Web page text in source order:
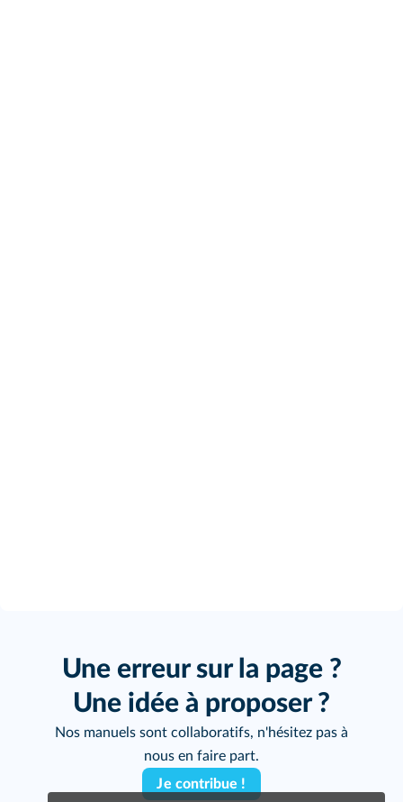
Une erreur sur la page ?
Une idée à proposer ?
Nos manuels sont collaboratifs, n'hésitez pas à
nous en faire part.
Je contribue !